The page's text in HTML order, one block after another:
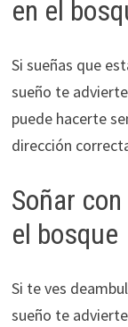
en el
Si sueñas que
sueño te
puede hacerte
dirección
Soñar
el bosque
Si te ves
sueño te